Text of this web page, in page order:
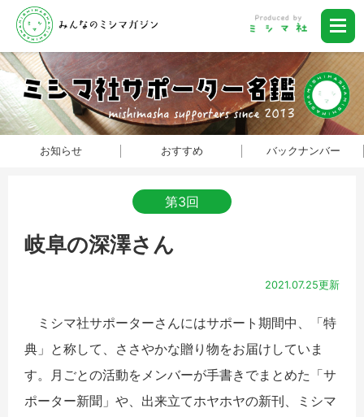
お知らせ おすすめ バックナンバー
第3回
岐阜の深澤さん
2021.07.25更新
ミシマ社サポーターさんにはサポート期間中、「特
典」と称して、ささやかな贈り物をお届けしていま
す。月ごとの活動をメンバーが手書きでまとめた「サ
ポーター新聞」や、出来立てホヤホヤの新刊、ミシマ